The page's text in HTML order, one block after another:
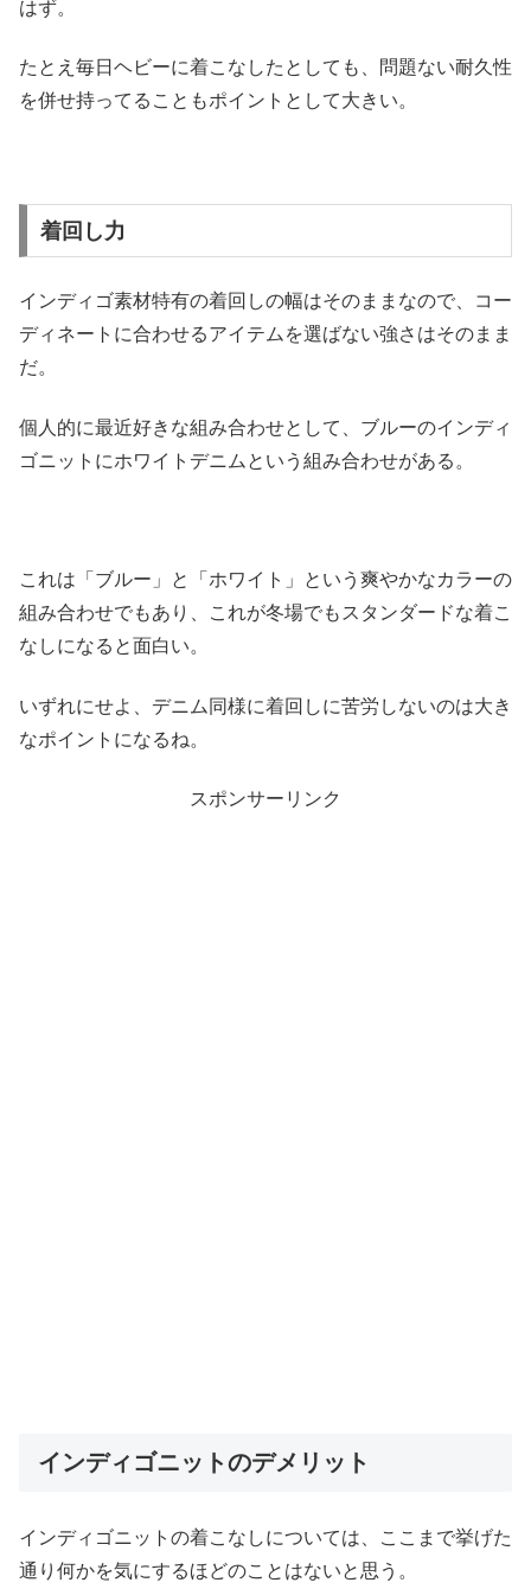
はず。
たとえ毎日ヘビーに着こなしたとしても、問題ない耐久性
を併せ持ってることもポイントとして大きい。
着回し力
インディゴ素材特有の着回しの幅はそのままなので、コー
ディネートに合わせるアイテムを選ばない強さはそのまま
だ。
個人的に最近好きな組み合わせとして、ブルーのインディ
ゴニットにホワイトデニムという組み合わせがある。
これは「ブルー」と「ホワイト」という爽やかなカラーの
組み合わせでもあり、これが冬場でもスタンダードな着こ
なしになると面白い。
いずれにせよ、デニム同様に着回しに苦労しないのは大き
なポイントになるね。
スポンサーリンク
インディゴニットのデメリット
インディゴニットの着こなしについては、ここまで挙げた
通り何かを気にするほどのことはないと思う。